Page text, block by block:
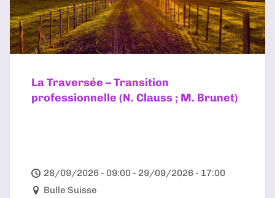
La Traversée – Transition
professionnelle (N. Clauss ; M. Brunet)
28/09/2026 - 09:00 - 29/09/2026 - 17:00
Bulle Suisse